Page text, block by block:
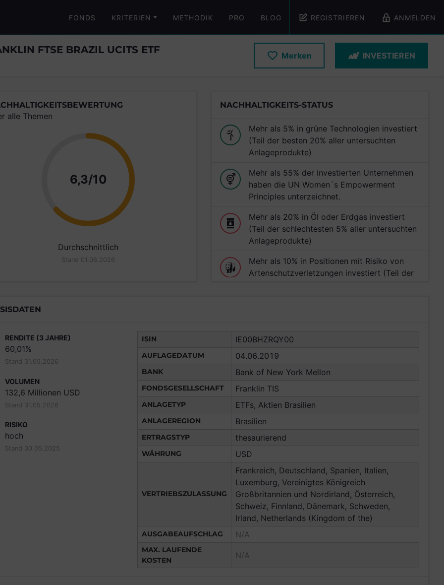
FONDS KRITERIEN METHODIK PRO BLOG REGISTRIEREN ANMELDEN
FTSE BRAZIL UCITS ETF
Merken INVESTIEREN
alle Themen
6,3/10 Punkte
Durchschnittlich
Stand 01.06.2026
NACHHALTIGKEITS-STATUS
Mehr als 5% in grüne Technologien investiert
(Teil der besten 20% aller untersuchten
Anlageprodukte)
Mehr als 55% der investierten Unternehmen
haben die UN Women´s Empowerment
Principles unterzeichnet.
Mehr als 20% in Öl oder Erdgas investiert
(Teil der schlechtesten 5% aller untersuchten
Anlageprodukte)
Mehr als 10% in Positionen mit Risiko von
Artenschutzverletzungen investiert (Teil der
RENDITE (3 JAHRE)
60,01%
Stand 31.05.2026
VOLUMEN
132,6 Millionen USD
Stand 31.05.2026
RISIKO
hoch
Stand 30.05.2025
ISIN IE00BHZRQY00
AUFLAGEDATUM 04.06.2019
BANK Bank of New York Mellon
FONDSGESELLSCHAFT Franklin TIS
ANLAGETYP ETFs, Aktien Brasilien
ANLAGEREGION Brasilien
ERTRAGSTYP thesaurierend
WÄHRUNG USD
VERTRIEBSZULASSUNG
Frankreich, Deutschland, Spanien, Italien,
Luxemburg, Vereinigtes Königreich
Großbritannien und Nordirland, Österreich,
Schweiz, Finnland, Dänemark, Schweden,
Irland, Netherlands (Kingdom of the)
AUSGABEAUFSCHLAG N/A
MAX. LAUFENDE
KOSTEN
N/A